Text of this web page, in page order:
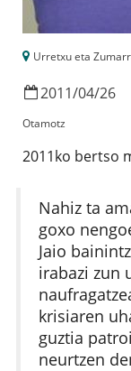
Urretxu eta
2011/04/26
Otamotz
2011ko bertso
Nahiz ta
goxo
Jaio
irabazi zun
krisiaren
guztia
neurtzen